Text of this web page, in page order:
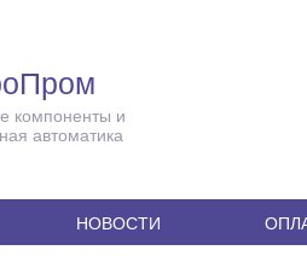
компоненты и
автоматика
НОВОСТИ